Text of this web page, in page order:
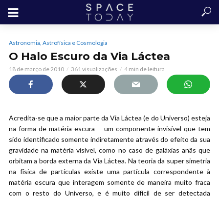
Astronomia, Astrofísica e Cosmologia
O Halo Escuro da Via Láctea
18 de março de 2010 361 visualizações 4 min de leitura
Acredita-se que a maior parte da Via Láctea (e do Universo) esteja
na forma de matéria escura – um componente invisível que tem
sido identificado somente indiretamente através do efeito da sua
gravidade na matéria visível, como no caso de galáxias anãs que
orbitam a borda externa da Via Láctea. Na teoria da super simetria
na física de partículas existe uma partícula correspondente à
matéria escura que interagem somente de maneira muito fraca
com o resto do Universo, e é muito difícil de ser detectada